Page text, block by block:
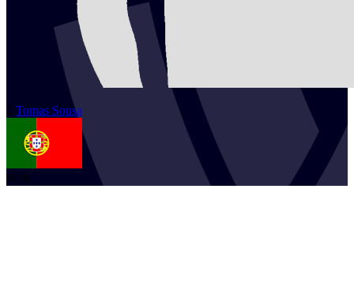
2 Tomas Sousa
POR